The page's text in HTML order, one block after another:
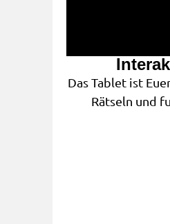
Das Tablet ist
Rätseln und